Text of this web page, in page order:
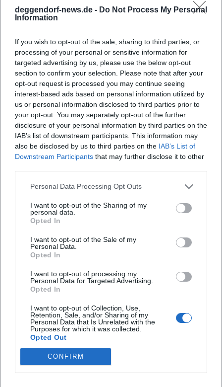
deggendorf-news.de - Do Not Process My Personal
Information
If you wish to opt-out of the sale, sharing to third parties, or
processing of your personal or sensitive information for
targeted advertising by us, please use the below opt-out
section to confirm your selection. Please note that after your
opt-out request is processed you may continue seeing
interest-based ads based on personal information utilized by
us or personal information disclosed to third parties prior to
your opt-out. You may separately opt-out of the further
disclosure of your personal information by third parties on the
IAB’s list of downstream participants. This information may
also be disclosed by us to third parties on the IAB’s List of
Downstream Participants that may further disclose it to other
Personal Data Processing Opt Outs
I want to opt-out of the Sharing of my
personal data.
Opted In
I want to opt-out of the Sale of my
Personal Data.
Opted In
I want to opt-out of processing my
Personal Data for Targeted Advertising.
Opted In
I want to opt-out of Collection, Use,
Retention, Sale, and/or Sharing of my
Personal Data that Is Unrelated with the
Purposes for which it was collected.
Opted Out
CONFIRM
Häufig gestellte Fragen
Wann findet die Veranstaltung statt?
Wo befindet sich der Veranstaltungsort?
Was kann ich bei der Veranstaltung erwarten?
Ist der Eintritt kostenpflichtig?
Gibt es Parkmöglichkeiten?
Ist die Veranstaltung drinnen oder draußen?